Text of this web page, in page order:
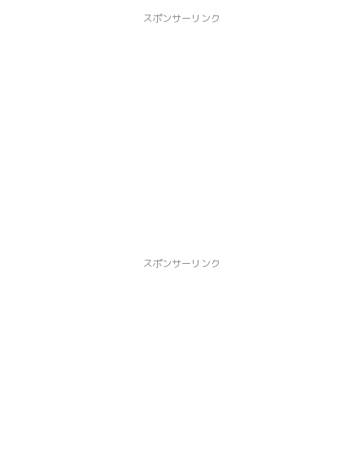
スポンサーリンク
スポンサーリンク